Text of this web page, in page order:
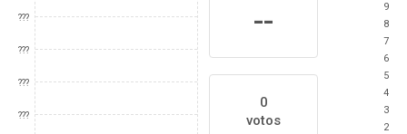
???
???
???
???
--
0
votos
9
8
7
6
5
4
3
2